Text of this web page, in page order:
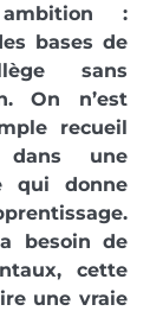
:
bases de
sans
On n’est
recueil
dans une
qui donne
besoin de
cette
une vraie